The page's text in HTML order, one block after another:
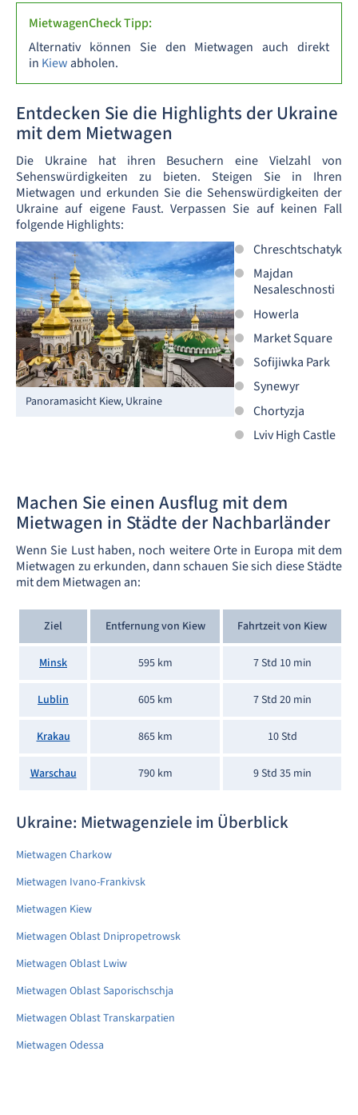
MietwagenCheck Tipp:
Alternativ können Sie den Mietwagen auch direkt
in Kiewabholen.
Entdecken Sie die Highlights der Ukraine
mit dem Mietwagen
Die Ukraine hat ihren Besuchern eine Vielzahl von
Sehenswürdigkeiten zu bieten. Steigen Sie in Ihren
Mietwagen und erkunden Sie die Sehenswürdigkeiten der
Ukraine auf eigene Faust. Verpassen Sie auf keinen Fall
folgende Highlights:
Panoramasicht Kiew, Ukraine
Chreschtschatyk
Majdan
Nesaleschnosti
Howerla
Market Square
Sofijiwka Park
Synewyr
Chortyzja
Lviv High Castle
Machen Sie einen Ausflug mit dem
Mietwagen in Städte der Nachbarländer
Wenn Sie Lust haben, noch weitere Orte in Europa mit dem
Mietwagen zu erkunden, dann schauen Sie sich diese Städte
mit dem Mietwagen an:
Ziel Entfernung von Kiew Fahrtzeit von Kiew
Minsk 595 km 7 Std 10 min
Lublin 605 km 7 Std 20 min
Krakau 865 km 10 Std
Warschau 790 km 9 Std 35 min
Ukraine: Mietwagenziele im Überblick
Mietwagen Charkow
Mietwagen Ivano-Frankivsk
Mietwagen Kiew
Mietwagen Oblast Dnipropetrowsk
Mietwagen Oblast Lwiw
Mietwagen Oblast Saporischschja
Mietwagen Oblast Transkarpatien
Mietwagen Odessa